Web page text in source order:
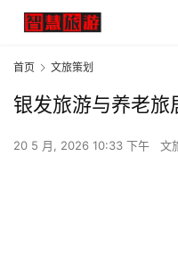
首页 文旅策划
银发旅游与养老
20 5 月, 2026 10:33 下午 文